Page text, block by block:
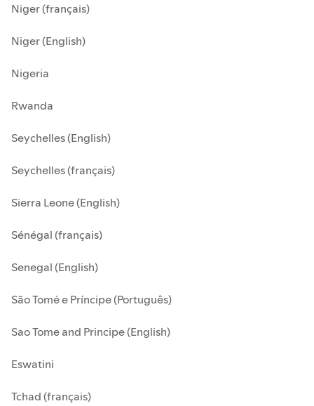
Niger (français)
Niger (English)
Nigeria
Rwanda
Seychelles (English)
Seychelles (français)
Sierra Leone (English)
Sénégal (français)
Senegal (English)
São Tomé e Príncipe (Português)
Sao Tome and Principe (English)
Eswatini
Tchad (français)